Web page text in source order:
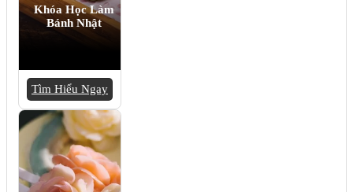
Khóa Học Làm
Bánh Nhật
Tìm Hiểu Ngay